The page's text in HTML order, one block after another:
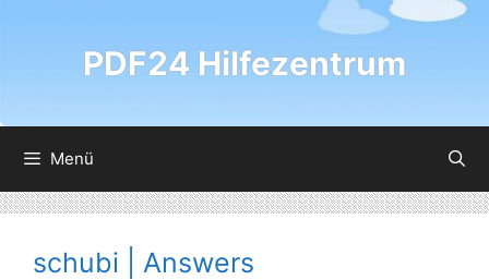
PDF24 Hilfezentrum
Menü
schubi | Answers